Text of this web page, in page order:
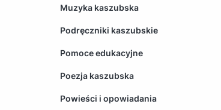
Muzyka kaszubska
Podręczniki kaszubskie
Pomoce edukacyjne
Poezja kaszubska
Powieści i opowiadania